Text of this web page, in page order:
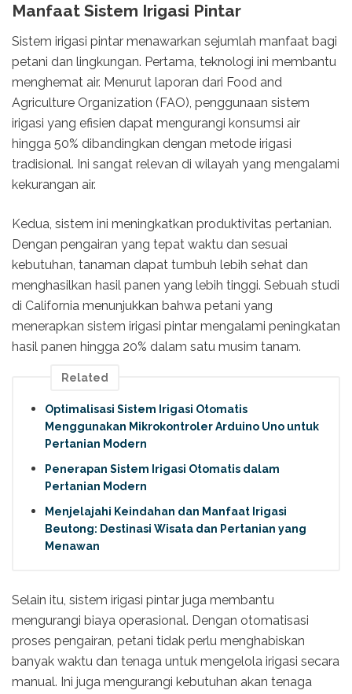
Manfaat Sistem Irigasi Pintar
Sistem irigasi pintar menawarkan sejumlah manfaat bagi
petani dan lingkungan. Pertama, teknologi ini membantu
menghemat air. Menurut laporan dari Food and
Agriculture Organization (FAO), penggunaan sistem
irigasi yang efisien dapat mengurangi konsumsi air
hingga 50% dibandingkan dengan metode irigasi
tradisional. Ini sangat relevan di wilayah yang mengalami
kekurangan air.
Kedua, sistem ini meningkatkan produktivitas pertanian.
Dengan pengairan yang tepat waktu dan sesuai
kebutuhan, tanaman dapat tumbuh lebih sehat dan
menghasilkan hasil panen yang lebih tinggi. Sebuah studi
di California menunjukkan bahwa petani yang
menerapkan sistem irigasi pintar mengalami peningkatan
hasil panen hingga 20% dalam satu musim tanam.
Related
Optimalisasi Sistem Irigasi Otomatis
Menggunakan Mikrokontroler Arduino Uno untuk
Pertanian Modern
Penerapan Sistem Irigasi Otomatis dalam
Pertanian Modern
Menjelajahi Keindahan dan Manfaat Irigasi
Beutong: Destinasi Wisata dan Pertanian yang
Menawan
Selain itu, sistem irigasi pintar juga membantu
mengurangi biaya operasional. Dengan otomatisasi
proses pengairan, petani tidak perlu menghabiskan
banyak waktu dan tenaga untuk mengelola irigasi secara
manual. Ini juga mengurangi kebutuhan akan tenaga